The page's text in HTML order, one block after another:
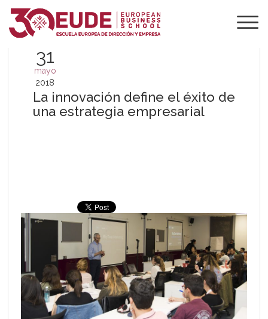
31
mayo
2018
La innovación define el éxito de
una estrategia empresarial